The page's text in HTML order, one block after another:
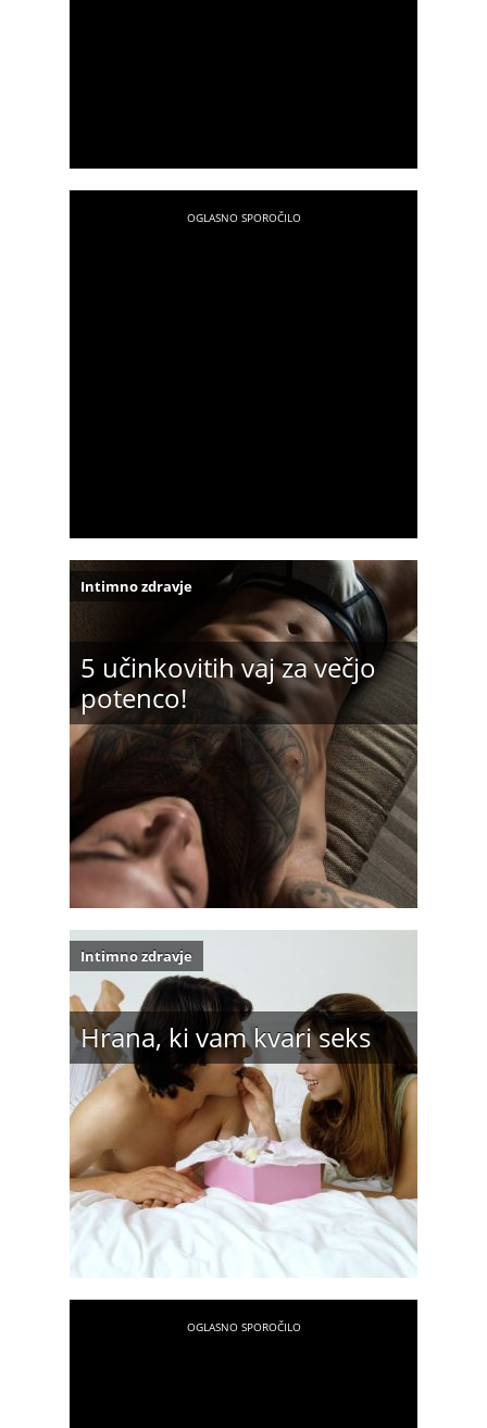
5 učinkovitih vaj za večjo
potenco!
Intimno zdravje
Hrana, ki vam kvari seks
Intimno zdravje